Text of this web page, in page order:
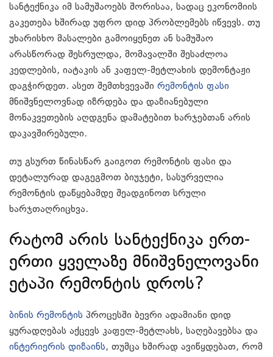
სანტექნიკა იმ სამუშაოებს შორისაა, სადაც ეკონომიის
გაკეთება ხშირად უფრო დიდ პრობლემებს იწვევს. თუ
უხარისხო მასალები გამოიყენეთ ან სამუშაო
არასწორად შესრულდა, მომავალში შესაძლოა
კედლების, იატაკის ან კაფელ-მეტლახის დემონტაჟი
დაგჭირდეთ. ასეთ შემთხვევაში რემონტის ფასი
მნიშვნელოვნად იზრდება და დაზიანებული
მონაკვეთების აღდგენა დამატებით ხარჯებთან არის
დაკავშირებული.
თუ გსურთ წინასწარ გაიგოთ რემონტის ფასი და
დეტალურად დაგეგმოთ ბიუჯეტი, სასურველია
რემონტის დაწყებამდე შეადგინოთ სრული
ხარჯთაღრიცხვა.
რატომ არის სანტექნიკა ერთ-
ერთი ყველაზე მნიშვნელოვანი
ეტაპი რემონტის დროს?
ბინის რემონტის პროცესში ბევრი ადამიანი დიდ
ყურადღებას აქცევს კაფელ-მეტლახს, საღებავებსა და
ინტერიერის დიზაინს, თუმცა ხშირად ავიწყდებათ, რომ